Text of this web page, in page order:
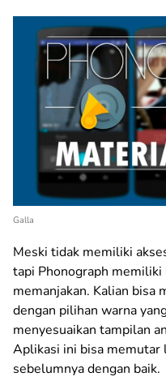
Galla
Meski tidak memiliki
tapi Phonograph
memanjakan. Kalian bisa
dengan pilihan warna
menyesuaikan tampilan
Aplikasi ini bisa memutar
sebelumnya dengan baik.